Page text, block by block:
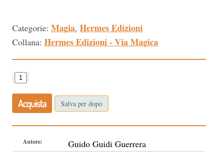
Categorie: Magia, Hermes Edizioni
Collana: Hermes Edizioni - Via Magica
Acquista Salva per dopo
Autore: Guido Guidi Guerrera